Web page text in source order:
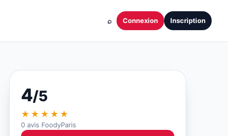
⌕ Connexion Inscription
4/5
★★★★★
0 avis FoodyParis